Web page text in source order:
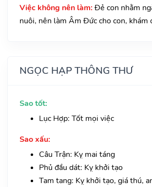
Việc không nên làm: Đẻ con nhằm
nuôi, nên làm Âm Đức cho con, khám
NGỌC HẠP THÔNG THƯ
Sao tốt:
Lục Hợp: Tốt mọi việc
Sao xấu:
Câu Trận: Kỵ mai táng
Phủ đầu dát: Kỵ khởi tạo
Tam tang: Kỵ khởi tạo, giá thú,